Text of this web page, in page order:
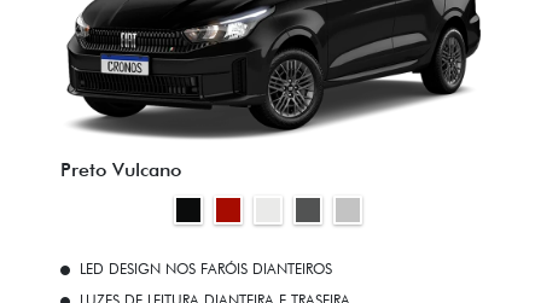
Preto Vulcano
LED DESIGN NOS FARÓIS DIANTEIROS